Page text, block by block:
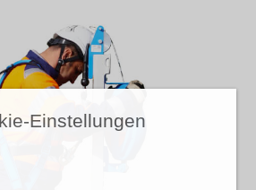
Einstellungen